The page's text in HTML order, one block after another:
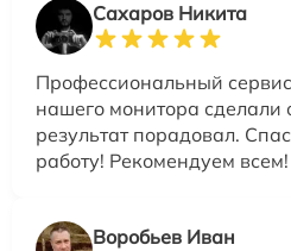
Сахаров Никита
Профессиональный
нашего монитора сделали
результат порадовал.
работу! Рекомендуем всем!
Воробьев Иван